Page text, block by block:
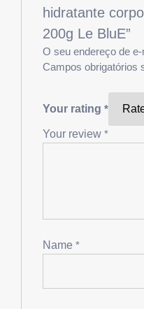
hidratante
200g Le BluE”
O seu endereço de
Campos obrigatórios
Your rating *
Your review *
Name *